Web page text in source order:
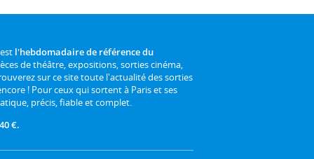
l'hebdomadaire de référence du
de théâtre, expositions, sorties cinéma,
sur ce site toute l'actualité des sorties
! Pour ceux qui sortent à Paris et ses
précis, fiable et complet.
€.